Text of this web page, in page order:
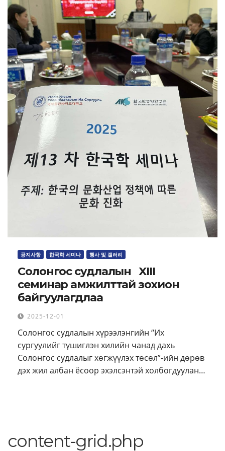
공지사항 한국학 세미나 행사 및 갤러리
Солонгос судлалын XIII
семинар амжилттай зохион
байгуулагдлаа
2025-12-01
Солонгос судлалын хүрээлэнгийн “Их
сургуулийг түшиглэн хилийн чанад дахь
Солонгос судлалыг хөгжүүлэх төсөл”-ийн дөрөв
дэх жил албан ёсоор эхэлсэнтэй холбогдуулан…
content-grid.php